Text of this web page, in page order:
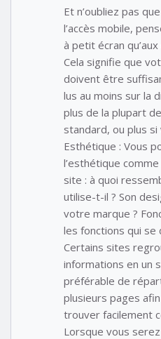
Et n’oubliez pas
l’accès mobile,
à petit écran
Cela signifie que
doivent être
lus au moins sur la
plus de la plupart
standard, ou plus
Esthétique : Vous
l’esthétique
site : à quoi
utilise-t-il ? Son
votre marque ?
les fonctions qui
Certains sites
informations en un
préférable de
plusieurs pages
trouver facilement
Lorsque vous